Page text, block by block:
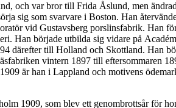
och var bror till Frida Åslund, men
sig som svarvare i Boston. Han
vid Gustavsberg porslinsfabrik. Han
Han började utbilda sig vidare på
därefter till Holland och Skottland. Han
vintern 1897 till eftersommaren
är han i Lappland och motivens
1909, som blev ett genombrottsår för